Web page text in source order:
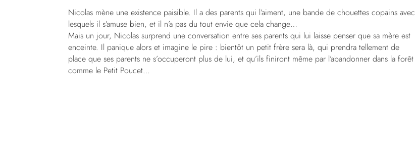
Nicolas mène une existence paisible. Il a des parents qui l’aiment, une bande de chouettes copains avec
lesquels il s’amuse bien, et il n’a pas du tout envie que cela change…
Mais un jour, Nicolas surprend une conversation entre ses parents qui lui laisse penser que sa mère est
enceinte. Il panique alors et imagine le pire : bientôt un petit frère sera là, qui prendra tellement de
place que ses parents ne s’occuperont plus de lui, et qu’ils finiront même par l’abandonner dans la forêt
comme le Petit Poucet…